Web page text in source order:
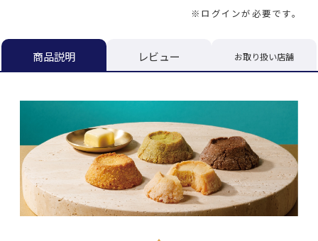
※ログインが必要です。
商品説明 レビュー お取り扱い店舗